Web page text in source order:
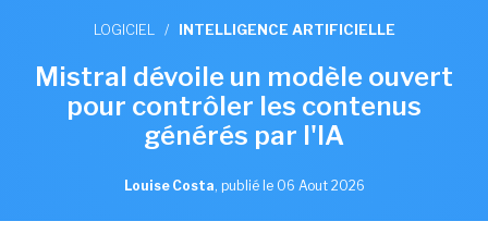
LOGICIEL / INTELLIGENCE ARTIFICIELLE
Mistral dévoile un modèle ouvert
pour contrôler les contenus
générés par l'IA
Louise Costa, publié le 06 Aout 2026